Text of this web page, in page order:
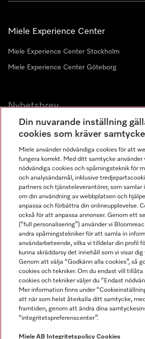
Miele Experience Center
Miele Experience Center Stockholm
Miele Experience Center Göteborg
Nyhetsbrev
Gå med i vår gemenskap
Miele AB
Allmänna villkor
Användarvillkor
Miele tillgänglighetsförklaring
Lagen om digitala tjänster
Miele på LinkedIn
Miele på Facebook
Miele på Instagram
Miele på Youtube
Din nuvarande inställning
cookies som kräver samtycke
Miele använder nödvändiga cookies för att
fungera korrekt. Med ditt samtycke använder
nödvändiga cookies och spårningsteknik för
och analysändamål, inklusive
partners och tjänsteleverantörer, som samlar
om din användning av webbplatsen och
anpassa och förbättra din onlineupplevelse.
också för att anpassa annonser. Genom ett
(“full personalisering”) använder vi
andra spårningstekniker för att samla in
användarbeteende, vilka vi tilldelar din profil
kunna skräddarsy det innehåll som vi visar dig
Genom att välja “Godkänn alla cookies”, så
cookies och tekniker. Om du endast vill tillåta
cookies och tekniker väljer du “Endast
Mer information finns under
att när som helst återkalla ditt samtycke,
framtiden, genom att ändra dina
“integritetspreferenscenter”.
Miele AB Integritetspolicy Cookies